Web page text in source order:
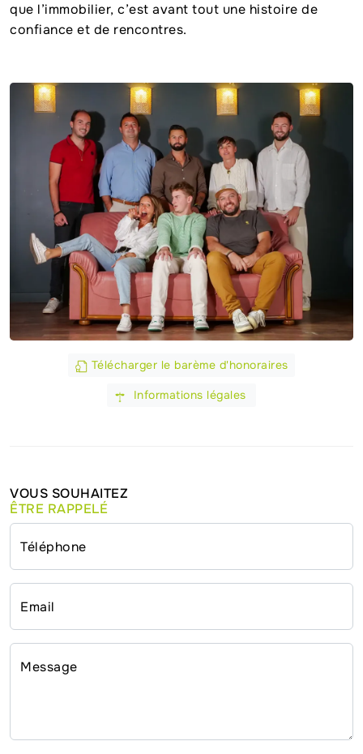
que l’immobilier, c’est avant tout une histoire de
confiance et de rencontres.
Télécharger le barème d'honoraires
Informations légales
VOUS SOUHAITEZ
ÊTRE RAPPELÉ
Téléphone
Email
Message